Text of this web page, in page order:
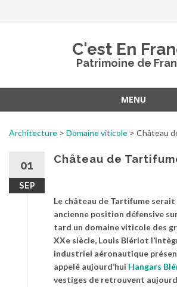
C'est En
Patrimoine de
MENU
Architecture > Domaine viticole > Château
01
SEP
Château de
Le château de Tartifume serait
ancienne position défensive
tard un domaine viticole des
XXe siècle, Louis Blériot
industriel aéronautique
appelé aujourd’hui Hangars
vestiges de retrouvent